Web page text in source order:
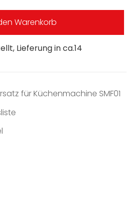
Lieferung in ca.14
Warenkorb
für Küchenmachine SMF01